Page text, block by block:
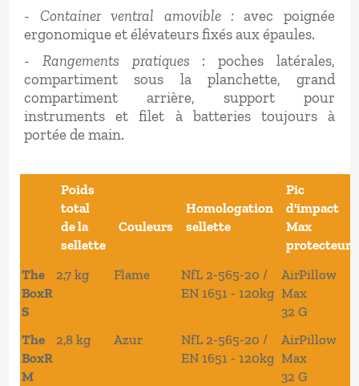
- Container ventral amovible :avec poignée
ergonomique et élévateurs fixés aux épaules.
- Rangements pratiques : poches latérales,
compartiment sous la planchette, grand
compartiment arrière, support pour
instruments et filet à batteries toujours à
portée de main.
Poids
total
de la
sellette
Couleurs
Homologation
sellette
Pic
d'impact
Max
protecteur
The
BoxR
S
2,7 kg Flame
NfL 2-565-20 /
EN 1651 - 120kg
AirPillow
Max
32 G
The
BoxR
M
2,8 kg Azur
NfL 2-565-20 /
EN 1651 - 120kg
AirPillow
Max
32 G